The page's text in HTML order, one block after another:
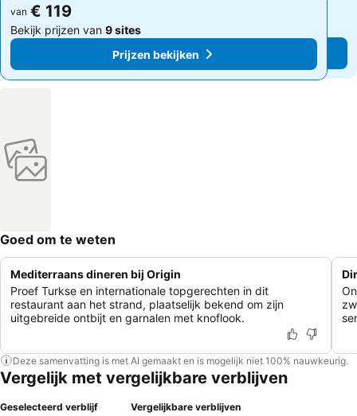
van € 119
Bekijk prijzen van 9 sites
Prijzen bekijken
van € 119
Bekijk prijzen van 9 sites
Prijzen bekijken
Goed om te weten
Mediterraans dineren bij Origin
Proef Turkse en internationale topgerechten in dit
restaurant aan het strand, plaatselijk bekend om zijn
uitgebreide ontbijt en garnalen met knoflook.
Deze samenvatting is met AI gemaakt en is mogelijk niet 100% nauwkeurig.
Vergelijk met vergelijkbare verblijven
Geselecteerd verblijf Vergelijkbare verblijven